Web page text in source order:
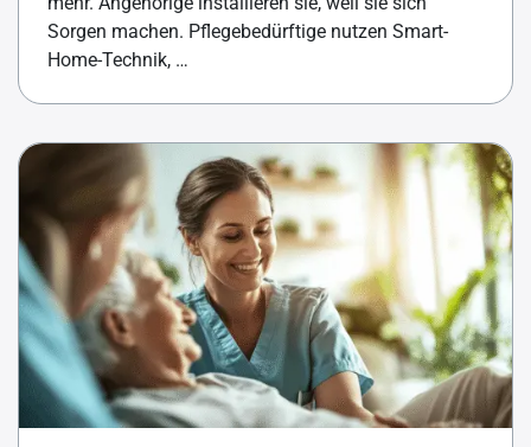
Sorgen machen. Pflegebedürftige nutzen Smart-
Home-Technik, …